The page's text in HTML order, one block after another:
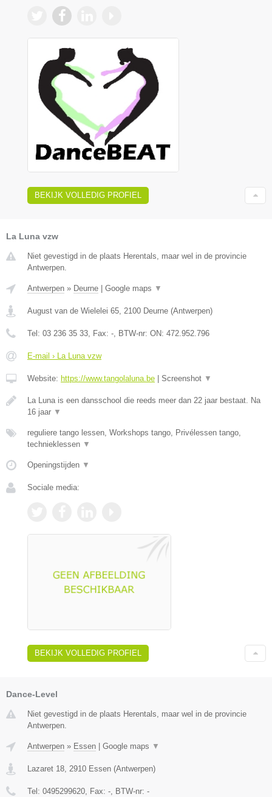
BEKIJK VOLLEDIG PROFIEL
La Luna vzw
Niet gevestigd in de plaats Herentals, maar wel in de provincie
Antwerpen.
Antwerpen » Deurne | Google maps ▼
August van de Wielelei 65 2100 Deurne (Antwerpen)
Tel: 03 236 35 33 , Fax: - , BTW-nr: ON: 472.952.796
E-mail › La Luna vzw
Website: https://www.tangolaluna.be | Screenshot ▼
La Luna is een dansschool die reeds meer dan 22 jaar bestaat. Na
16 jaar ▼
reguliere tango lessen, Workshops tango, Privélessen tango,
technieklessen ▼
Openingstijden ▼
Sociale media:
BEKIJK VOLLEDIG PROFIEL
Dance-Level
Niet gevestigd in de plaats Herentals, maar wel in de provincie
Antwerpen.
Antwerpen » Essen Google maps ▼
Lazaret 18, 2910 Essen (Antwerpen)
Tel: 0495299620, Fax: -, BTW-nr: -